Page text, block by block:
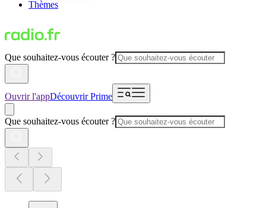
Thèmes
Que souhaitez-vous écouter ?
Ouvrir l'appDécouvrir Prime
Que souhaitez-vous écouter ?